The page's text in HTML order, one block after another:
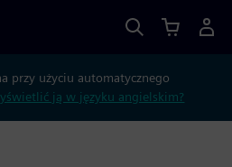
przy użyciu automatycznego
ją w języku angielskim?